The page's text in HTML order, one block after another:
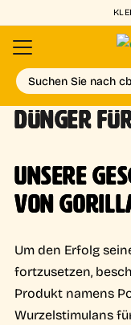
Suchen Sie nach
DÜNGER
UNSERE
VON
Um den Erfolg
fortzusetzen,
Produkt namens
Wurzelstimulans